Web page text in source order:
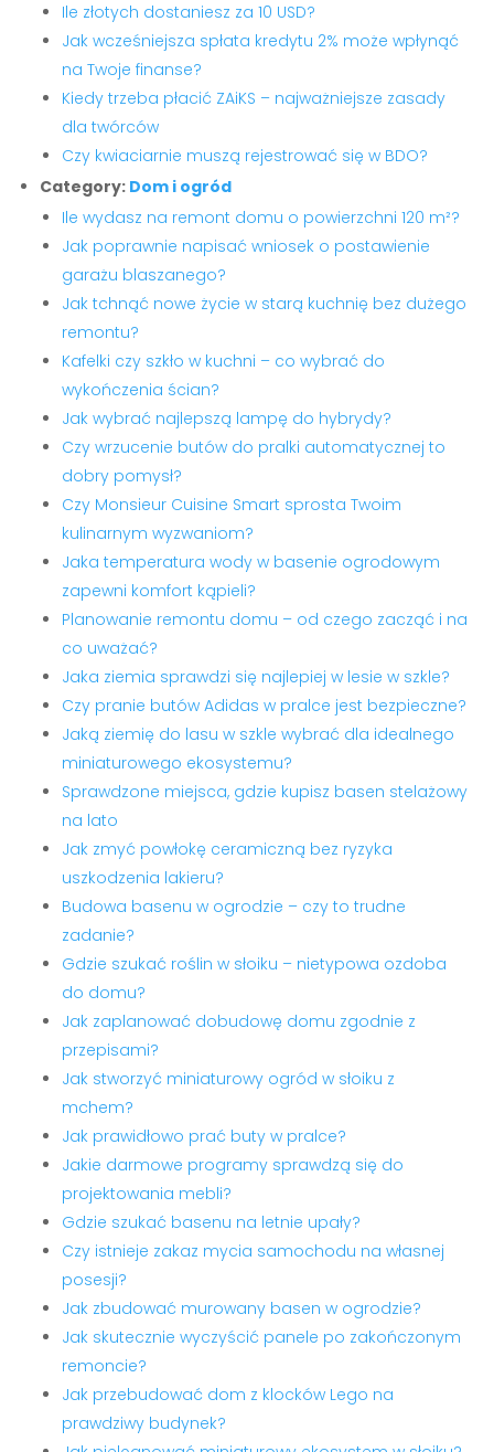
Ile złotych dostaniesz za 10 USD?
Jak wcześniejsza spłata kredytu 2% może wpłynąć
na Twoje finanse?
Kiedy trzeba płacić ZAiKS – najważniejsze zasady
dla twórców
Czy kwiaciarnie muszą rejestrować się w BDO?
Category: Dom i ogród
Ile wydasz na remont domu o powierzchni 120 m²?
Jak poprawnie napisać wniosek o postawienie
garażu blaszanego?
Jak tchnąć nowe życie w starą kuchnię bez dużego
remontu?
Kafelki czy szkło w kuchni – co wybrać do
wykończenia ścian?
Jak wybrać najlepszą lampę do hybrydy?
Czy wrzucenie butów do pralki automatycznej to
dobry pomysł?
Czy Monsieur Cuisine Smart sprosta Twoim
kulinarnym wyzwaniom?
Jaka temperatura wody w basenie ogrodowym
zapewni komfort kąpieli?
Planowanie remontu domu – od czego zacząć i na
co uważać?
Jaka ziemia sprawdzi się najlepiej w lesie w szkle?
Czy pranie butów Adidas w pralce jest bezpieczne?
Jaką ziemię do lasu w szkle wybrać dla idealnego
miniaturowego ekosystemu?
Sprawdzone miejsca, gdzie kupisz basen stelażowy
na lato
Jak zmyć powłokę ceramiczną bez ryzyka
uszkodzenia lakieru?
Budowa basenu w ogrodzie – czy to trudne
zadanie?
Gdzie szukać roślin w słoiku – nietypowa ozdoba
do domu?
Jak zaplanować dobudowę domu zgodnie z
przepisami?
Jak stworzyć miniaturowy ogród w słoiku z
mchem?
Jak prawidłowo prać buty w pralce?
Jakie darmowe programy sprawdzą się do
projektowania mebli?
Gdzie szukać basenu na letnie upały?
Czy istnieje zakaz mycia samochodu na własnej
posesji?
Jak zbudować murowany basen w ogrodzie?
Jak skutecznie wyczyścić panele po zakończonym
remoncie?
Jak przebudować dom z klocków Lego na
prawdziwy budynek?